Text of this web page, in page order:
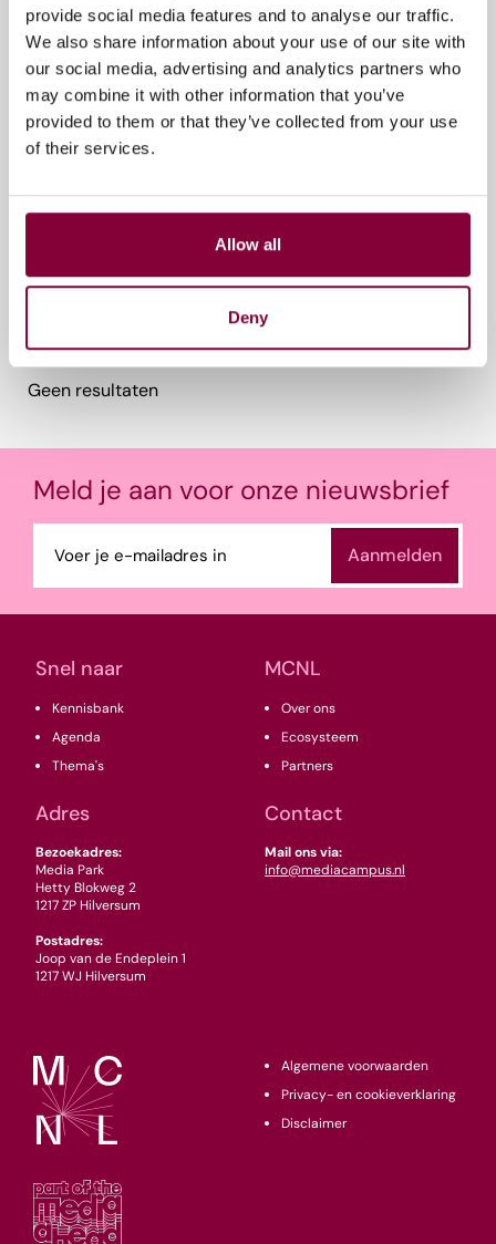
provide social media features and to analyse our traffic.
We also share information about your use of our site with
our social media, advertising and analytics partners who
may combine it with other information that you’ve
provided to them or that they’ve collected from your use
of their services.
Allow all
Deny
Evenement informatie
24 februari 2026
Joop van Den Endeplein 9, Hilversum, Nederland
Gerelateerde events
Geen resultaten
Snel naar
Kennisbank
Agenda
Thema's
MCNL
Over ons
Ecosysteem
Partners
Adres
Bezoekadres:
Media Park
Hetty Blokweg 2
1217 ZP Hilversum
Postadres:
Joop van de Endeplein 1
1217 WJ Hilversum
Contact
Mail ons via:
info@mediacampus.nl
Meld je aan voor onze nieuwsbrief
mailadres
(Vereist)
Algemene voorwaarden
Privacy- en cookieverklaring
Disclaimer